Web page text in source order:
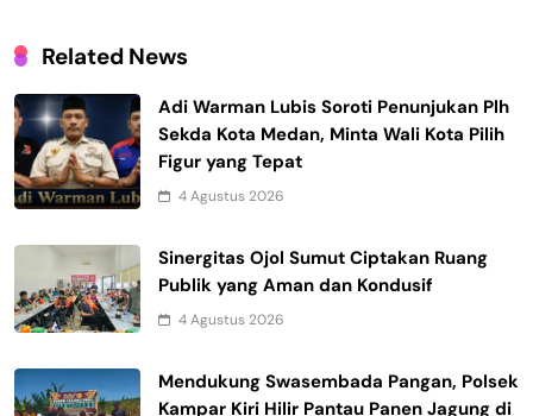
Related News
Adi Warman Lubis Soroti Penunjukan Plh
Sekda Kota Medan, Minta Wali Kota Pilih
Figur yang Tepat
4 Agustus 2026
Sinergitas Ojol Sumut Ciptakan Ruang
Publik yang Aman dan Kondusif
4 Agustus 2026
Mendukung Swasembada Pangan, Polsek
Kampar Kiri Hilir Pantau Panen Jagung di